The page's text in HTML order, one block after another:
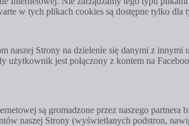
w tych plikach cookies są dostępne tylko
naszej Strony na dzielenie się danymi z
jest połączony z kontem na
są gromadzone przez naszego
naszej Strony (wyświetlanych podstron,